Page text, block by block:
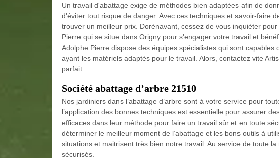
Un travail d'abattage exige de méthodes bien adaptées afin de
d'éviter tout risque de danger. Avec ces techniques et savoir-faire
trouver un meilleur prix. Dorénavant, cessez de vous inquiéter
Pierre qui se situe dans Origny pour s'engager votre travail et
Adolphe Pierre dispose des équipes spécialistes qui sont
ayant les matériels adaptés pour le travail. Alors, contactez vite
parfait.
Société abattage d’arbre 21510
Nos jardiniers dans l’abattage d’arbre sont à votre service pour
l’application des bonnes techniques est essentielle pour assurer
efficaces dans leur méthode pour faire un travail sûr et en toute
déterminer le meilleur moment de l’abattage et les bons outils à
situations et maitrisent très bien notre travail. Au service de toute
sécurisés.